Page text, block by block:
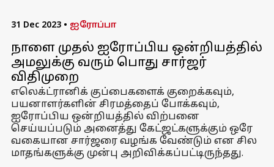
31 Dec 2023 • ஐரோப்பா
நாளை முதல் ஐரோப்பிய ஒன்றியத்தில்
அமலுக்கு வரும் பொது சார்ஜர்
விதிமுறை
எலெக்ட்ரானிக் குப்பைகளைக் குறைக்கவும்,
பயனாளர்களின் சிரமத்தைப் போக்கவும்,
ஐரோப்பிய ஒன்றியத்தில் விற்பனை
செய்யப்படும் அனைத்து கேட்ஜட்களுக்கும் ஒரே
வகையான சார்ஜரை வழங்க வேண்டும் என சில
மாதங்களுக்கு முன்பு அறிவிக்கப்பட்டிருந்தது.